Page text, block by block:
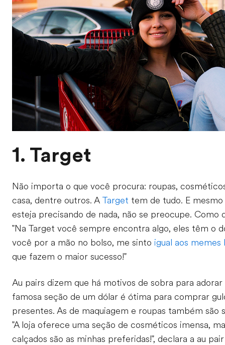
1. Target
Não importa o que você procura: roupas,
casa, dentre outros. A Target tem de tudo. E
esteja precisando de nada, não se preocupe. Como
"Na Target você sempre encontra algo, eles têm o
você por a mão no bolso, me sinto igual aos memes
que fazem o maior sucesso!"
Au pairs dizem que há motivos de sobra para adorar
famosa seção de um dólar é ótima para comprar
presentes. As de maquiagem e roupas também são
"A loja oferece uma seção de cosméticos imensa,
calçados são as minhas preferidas!", declara a au